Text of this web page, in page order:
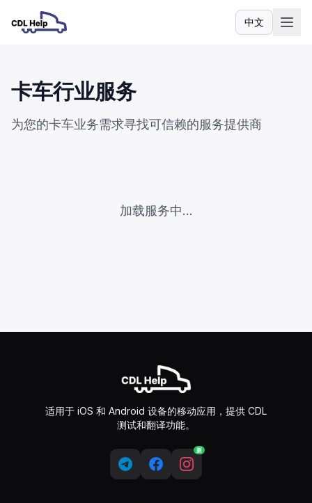
中文语言
卡车行业服务
为您的卡车业务需求寻找可信赖的服务提供商
加载服务中...
适用于 iOS 和 Android 设备的移动应用，提供 CDL
测试和翻译功能。
新